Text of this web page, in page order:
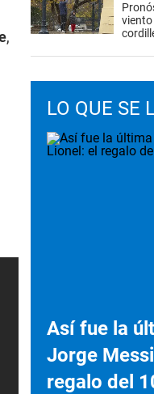
,
viento
LO QUE SE
Así fue la
Jorge
regalo del